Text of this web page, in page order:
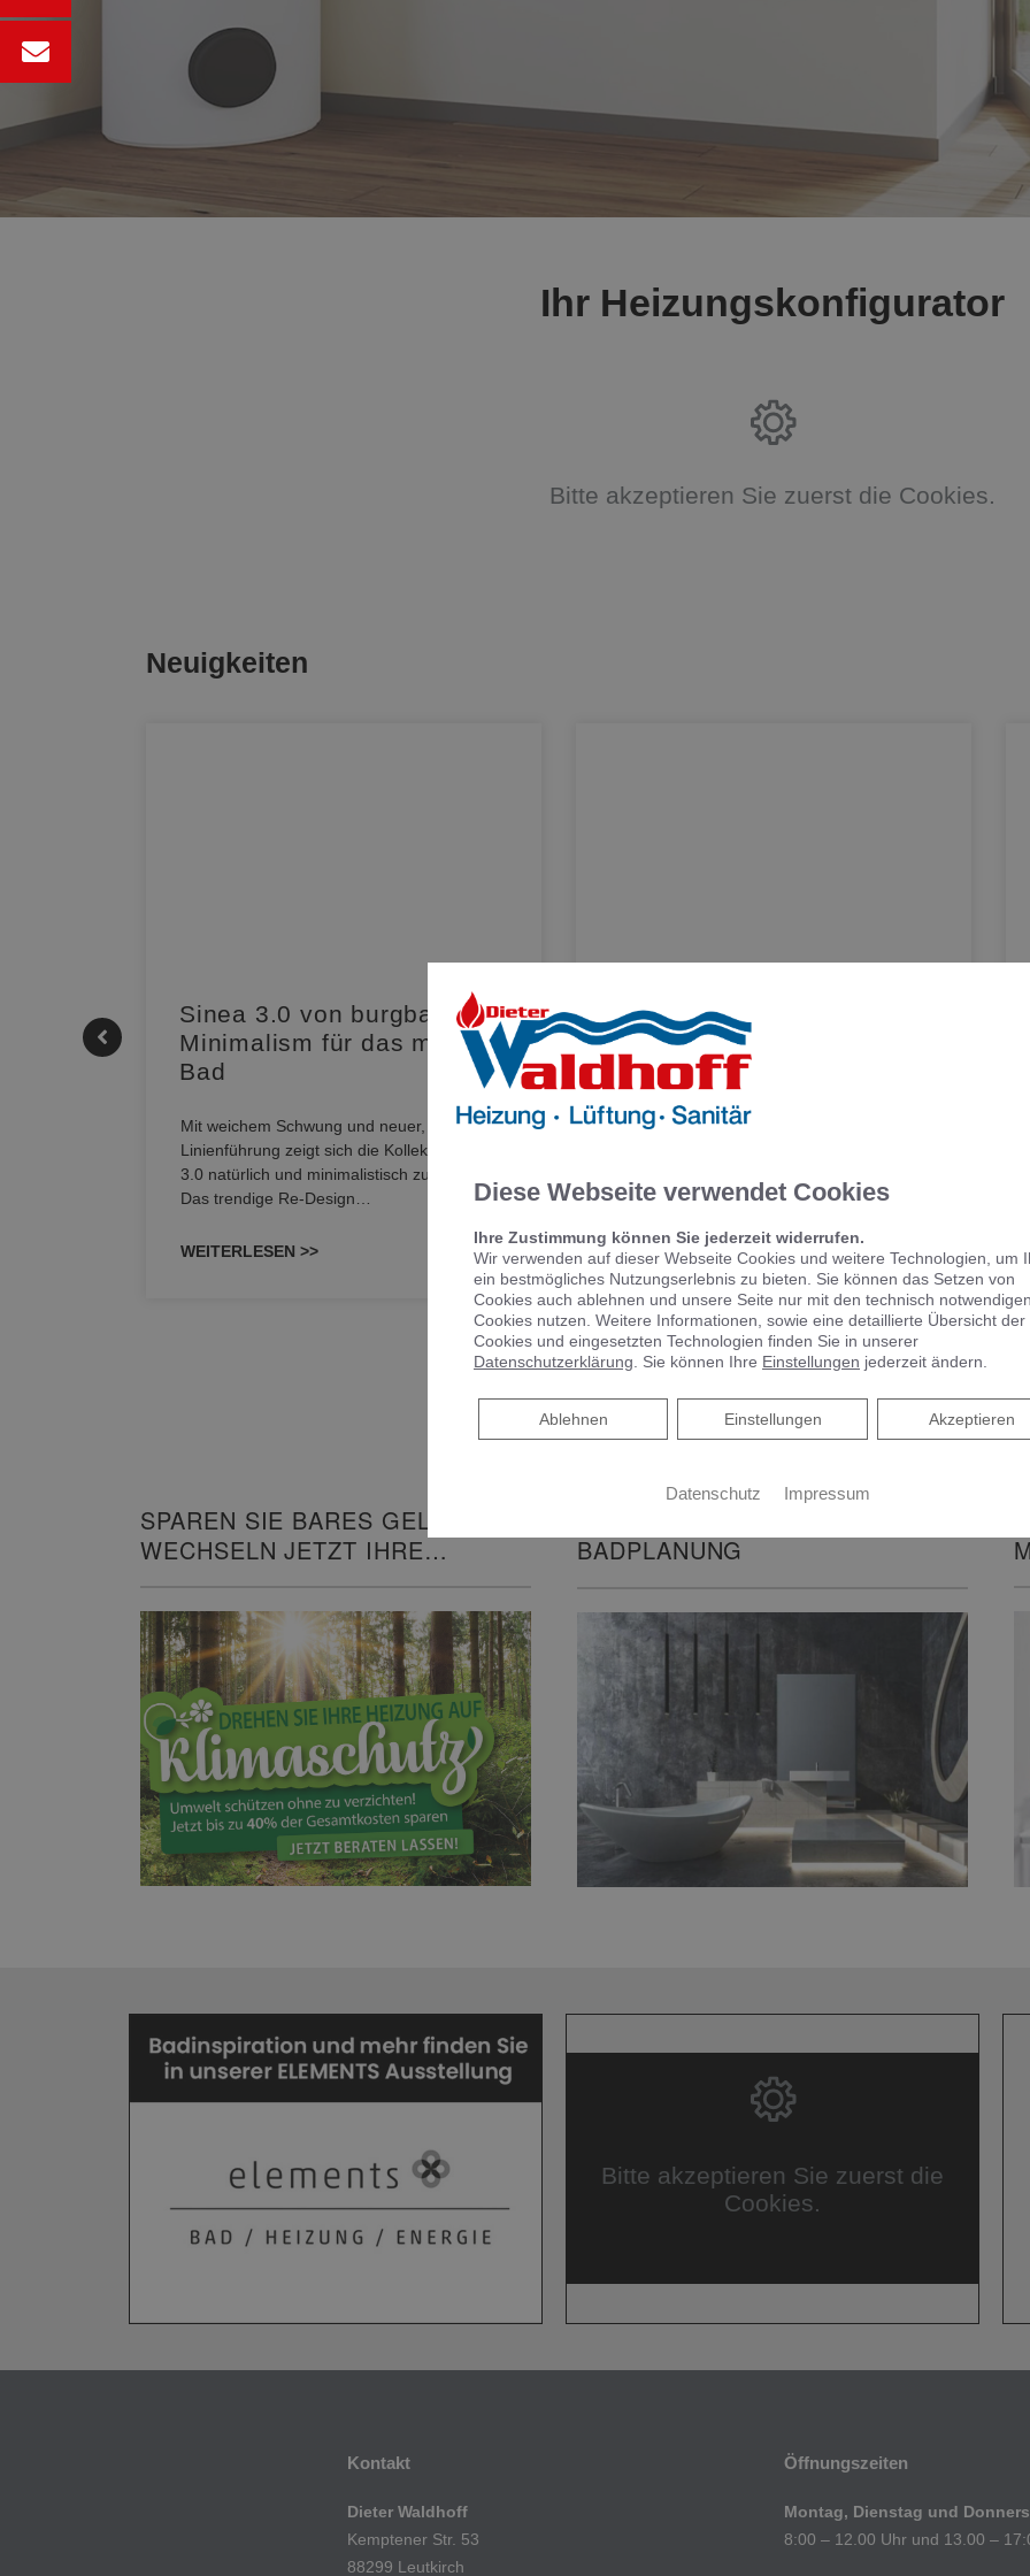
Ihr Heizungskonfigurator
Bitte akzeptieren Sie zuerst die Cookies.
Neuigkeiten
Sinea 3.0 von burgbad: Soft
Minimalism für das moderne
Bad
Mit weichem Schwung und neuer, markanter
Linienführung zeigt sich die Kollektion Sinea
3.0 natürlich und minimalistisch zugleich.
Das trendige Re-Design…
WEITERLESEN >>
KEUCO PHÖNIX –
Spiegelschrank punktet mit
reduziertem Design und
benutzerfreundlicher
Bedienung
Spiegelschrank punktet mit reduziertem
Schlicht, schön und mit vielen praktischen
Features – das zeichnet Phönix aus.…
WEITERLESEN >>
SPAREN SIE BARES GELD UND
WECHSELN JETZT IHRE
BADPLANUNG
Bitte akzeptieren Sie zuerst die
Cookies.
Kontakt
Dieter Waldhoff
Kemptener Str. 53
88299 Leutkirch
Öffnungszeiten
Montag, Dienstag und
8:00 – 12.00 Uhr und 13.00 –
Diese Webseite verwendet Cookies
Ihre Zustimmung können Sie jederzeit widerrufen.
Wir verwenden auf dieser Webseite Cookies und weitere Technologien, um
ein bestmögliches Nutzungserlebnis zu bieten. Sie können das Setzen von
Cookies auch ablehnen und unsere Seite nur mit den technisch notwendigen
Cookies nutzen. Weitere Informationen, sowie eine detaillierte Übersicht der
Cookies und eingesetzten Technologien finden Sie in unserer
Datenschutzerklärung . Sie können Ihre Einstellungen jederzeit ändern.
Akzeptieren
Einstellungen
Ablehnen
Ablehnen
Datenschutz Impressum